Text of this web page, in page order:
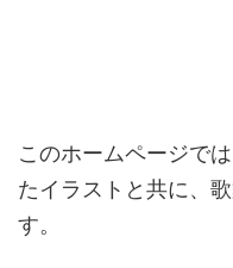
このホームページで
たイラストと共に、
す。